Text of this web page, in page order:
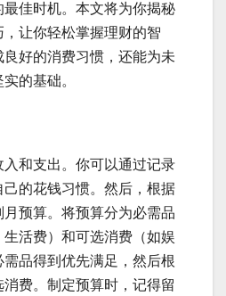
佳时机。本文将为你揭秘
让你轻松掌握理财的智
好的消费习惯，还能为未
的基础。
和支出。你可以通过记录
的花钱习惯。然后，根据
预算。将预算分为必需品
生活费）和可选消费（如娱
品得到优先满足，然后根
费。制定预算时，记得留